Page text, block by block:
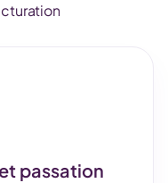
passation